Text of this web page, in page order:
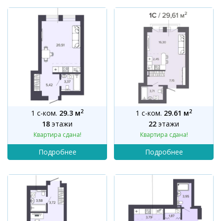
1 с-ком. 29.3 м2
18 этажи
Квартира сдана!
1 с-ком. 29.61 м2
22 этажи
Квартира сдана!